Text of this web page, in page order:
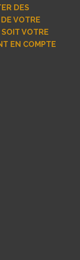
DES
VOTRE
VOTRE
EN COMPTE